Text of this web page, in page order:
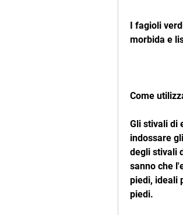
I fagioli
morbida e
Come
Gli stivali di
indossare
degli stivali
sanno che
piedi, ideali
piedi.